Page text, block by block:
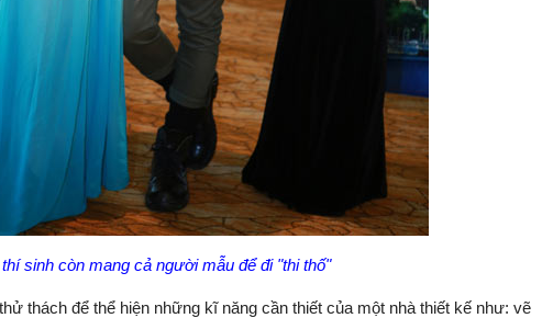
sinh còn mang cả người mẫu để đi "thi thố"
thách để thể hiện những kĩ năng cần thiết của một nhà thiết kế như: vẽ